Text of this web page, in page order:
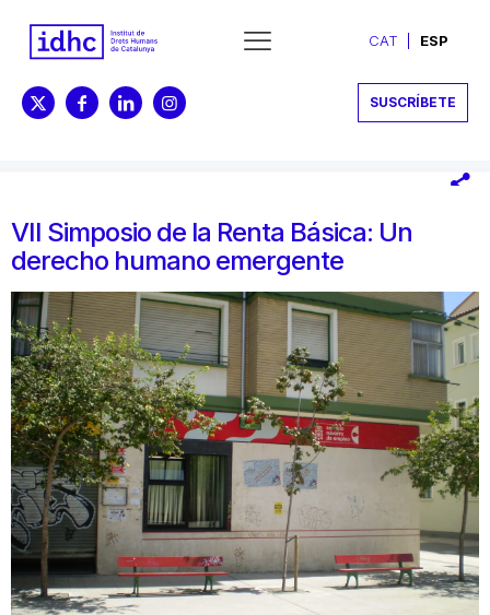
CAT ESP
SUSCRÍBETE
VII Simposio de la Renta Básica: Un
derecho humano emergente